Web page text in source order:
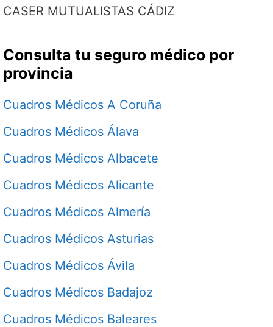
CASER MUTUALISTAS CÁDIZ
Consulta tu seguro médico por
provincia
Cuadros Médicos A Coruña
Cuadros Médicos Álava
Cuadros Médicos Albacete
Cuadros Médicos Alicante
Cuadros Médicos Almería
Cuadros Médicos Asturias
Cuadros Médicos Ávila
Cuadros Médicos Badajoz
Cuadros Médicos Baleares